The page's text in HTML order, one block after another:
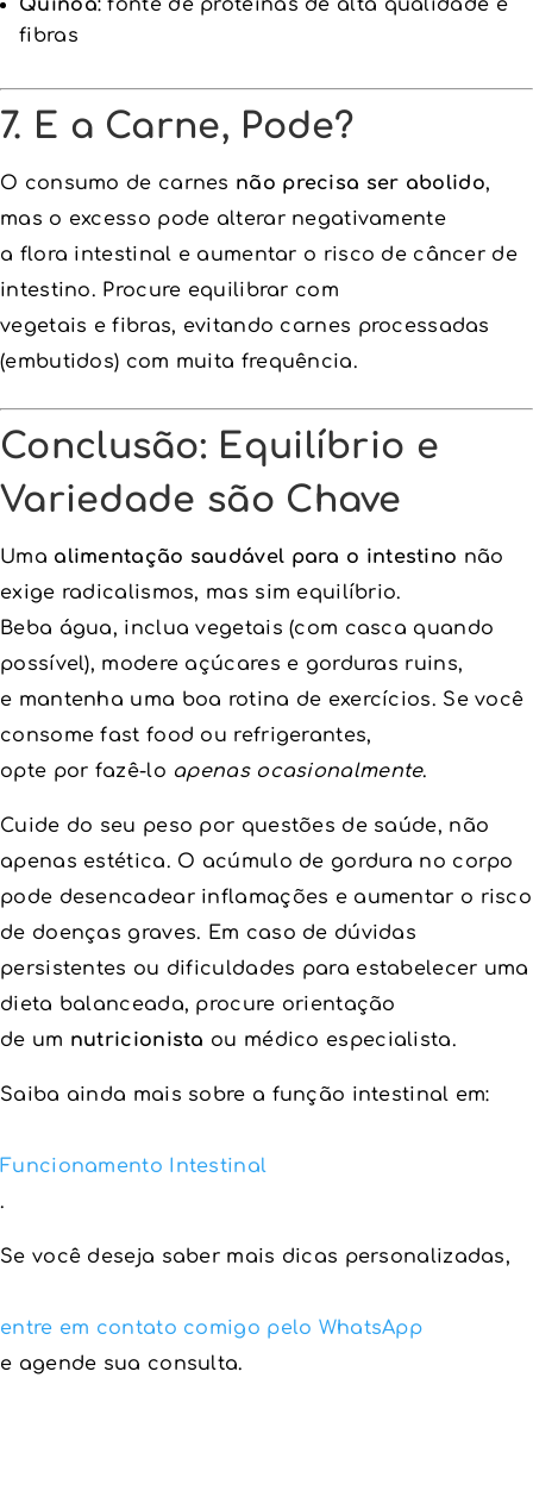
Quinoa: fonte de proteínas de alta qualidade e
fibras
7. E a Carne, Pode?
O consumo de carnes não precisa ser abolido,
mas o excesso pode alterar negativamente
a flora intestinal e aumentar o risco de câncer de
intestino. Procure equilibrar com
vegetais e fibras, evitando carnes processadas
(embutidos) com muita frequência.
Conclusão: Equilíbrio e
Variedade são Chave
Uma alimentação saudável para o intestino não
exige radicalismos, mas sim equilíbrio.
Beba água, inclua vegetais (com casca quando
possível), modere açúcares e gorduras ruins,
e mantenha uma boa rotina de exercícios. Se você
consome fast food ou refrigerantes,
opte por fazê-lo apenas ocasionalmente.
Cuide do seu peso por questões de saúde, não
apenas estética. O acúmulo de gordura no corpo
pode desencadear inflamações e aumentar o risco
de doenças graves. Em caso de dúvidas
persistentes ou dificuldades para estabelecer uma
dieta balanceada, procure orientação
de um nutricionista ou médico especialista.
Saiba ainda mais sobre a função intestinal em:
Funcionamento Intestinal
.
Se você deseja saber mais dicas personalizadas,
entre em contato comigo pelo WhatsApp
e agende sua consulta.